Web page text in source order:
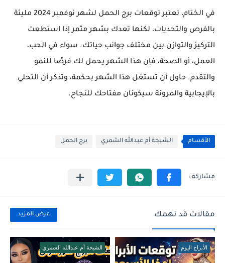
في الختام، تعتبر توقعات برج الحمل لشهر نوفمبر 2024 مليئة
بالفرص والتحديات، لكنها تعدك بشهر مثمر إذا استطعت
التركيز والتوازن بين مختلف جوانب حياتك. سواء في الحب،
العمل، أو الصحة، فإن هذا الشهر يحمل لك فرصًا للنمو
والتقدم. حاول أن تستغل هذا الشهر بحكمة، وتذكر أن التحلي
بالإيجابية والمرونة سيكونان مفتاحك للنجاح.
الأقسام الشيخة أم عبدالله الشمري برج الحمل
مقالات قد تهمك عرض المزيد
الأبراج اليوم الشيخة أم عبدالله الشمري